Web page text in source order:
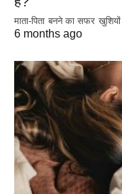
माता-पिता बनने का सफर
6 months ago